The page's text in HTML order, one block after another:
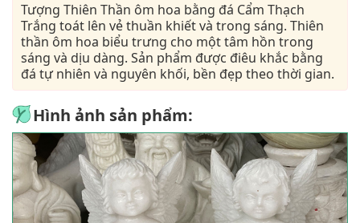
Tượng Thiên Thần ôm hoa bằng đá Cẩm Thạch
Trắng toát lên vẻ thuần khiết và trong sáng. Thiên
thần ôm hoa biểu trưng cho một tâm hồn trong
sáng và dịu dàng. Sản phẩm được điêu khắc bằng
đá tự nhiên và nguyên khối, bền đẹp theo thời gian.
Hình ảnh sản phẩm: